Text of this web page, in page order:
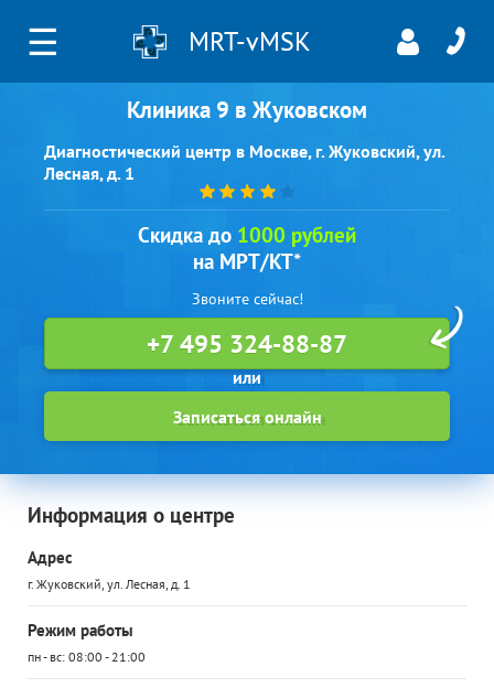
☰ MRT-vMSK
Клиника 9 в Жуковском
Диагностический центр в Москве, г. Жуковский, ул.
Лесная, д. 1
Скидка до 1000 рублей
на МРТ/КТ*
Звоните сейчас!
+7 495 324-88-87
Записаться онлайн
Информация о центре
Адрес
г. Жуковский, ул. Лесная, д. 1
Режим работы
пн - вс: 08:00 - 21:00